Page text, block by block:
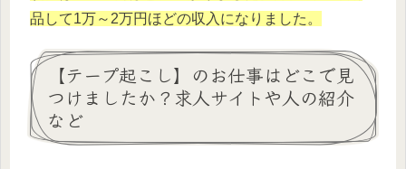
品して1万～2万円ほどの収入になりました。
【テープ起こし】のお仕事はどこで見
つけましたか？求人サイトや人の紹介
など